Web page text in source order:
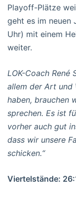
Playoff-Plätze
geht es im neuen
Uhr) mit einem
weiter.
LOK-Coach René
allem der Art und
haben, brauchen
sprechen. Es ist
vorher auch gut
dass wir unsere
schicken.“
Viertelstände: